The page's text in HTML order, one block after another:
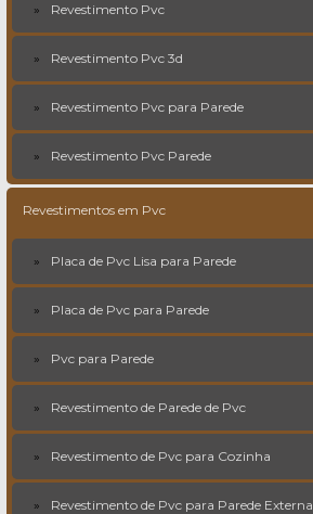
Revestimento Pvc
Revestimento Pvc 3d
Revestimento Pvc para Parede
Revestimento Pvc Parede
Revestimentos em Pvc
Placa de Pvc Lisa para Parede
Placa de Pvc para Parede
Pvc para Parede
Revestimento de Parede de Pvc
Revestimento de Pvc para Cozinha
Revestimento de Pvc para Parede Externa